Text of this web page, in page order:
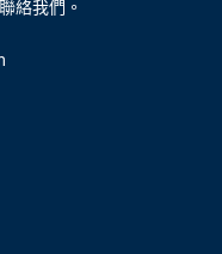
絡我們。